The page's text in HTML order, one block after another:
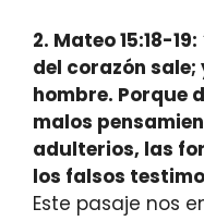
2. Mateo 15:18-19:
del corazón
hombre. Porque
malos
adulterios, las
los falsos
Este pasaje nos